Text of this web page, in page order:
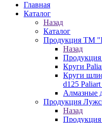
Главная
Каталог
Назад
Каталог
Продукция ТМ
Назад
Круги
Круги
d125
Алмазные
Продукция
Назад
Продукция